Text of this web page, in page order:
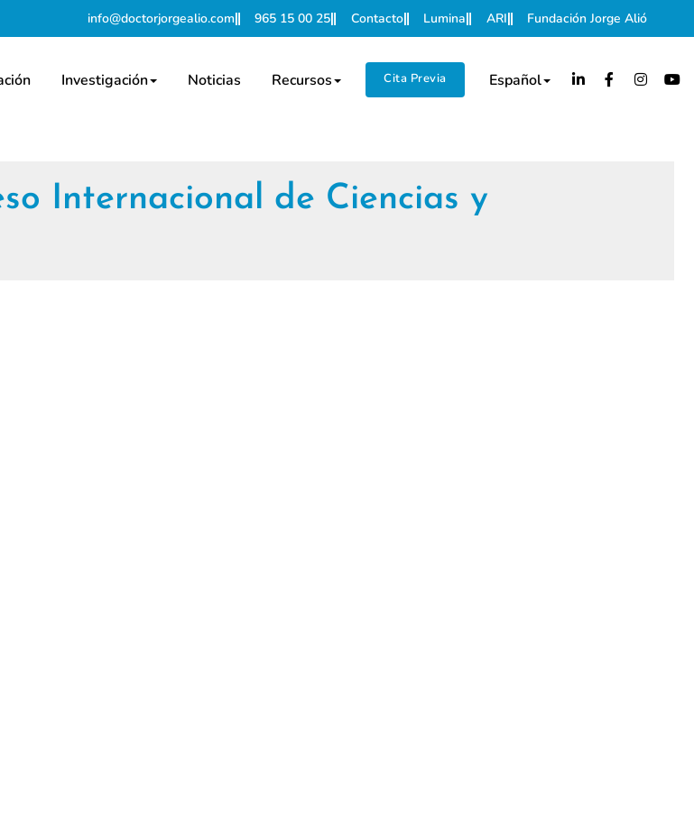
info@doctorjorgealio.com 965 15 00 25 Contacto Lumina ARI Fundación Jorge Alió
Investigación Noticias Recursos Cita Previa Español
Internacional de Ciencias y